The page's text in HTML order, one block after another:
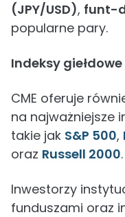
(JPY/USD), funt-
popularne pary.
Indeksy giełdowe
CME oferuje
na najważniejsze
takie jak S&P 500,
oraz Russell 2000.
Inwestorzy
funduszami oraz